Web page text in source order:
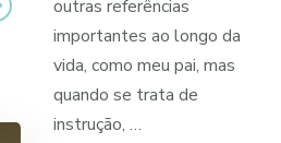
outras referências
importantes ao longo da
vida, como meu pai, mas
quando se trata de
instrução, …